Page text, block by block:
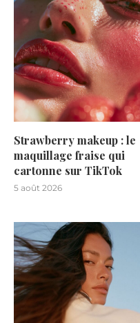
Strawberry makeup : le
maquillage fraise qui
cartonne sur TikTok
5 août 2026